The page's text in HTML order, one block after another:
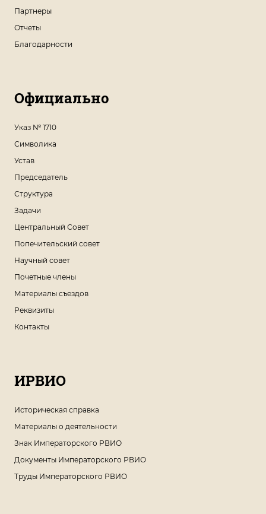
Партнеры
Отчеты
Благодарности
Официально
Указ № 1710
Символика
Устав
Председатель
Структура
Задачи
Центральный Совет
Попечительский совет
Научный совет
Почетные члены
Материалы съездов
Реквизиты
Контакты
ИРВИО
Историческая справка
Материалы о деятельности
Знак Императорского РВИО
Документы Императорского РВИО
Труды Императорского РВИО